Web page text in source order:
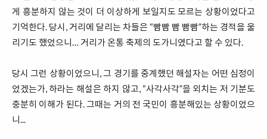
게 흥분하지 않는 것이 더 이상하게 보일지도 모르는 상황이었다고
기억한다. 당시, 거리에 달리는 차들은 “빰빰 빰 빰빰”하는 경적을 울
리기도 했었으니… 거리가 온통 축제의 도가니였다고 할 수 있다.
당시 그런 상황이었으니, 그 경기를 중계했던 해설자는 어떤 심정이
었겠는가, 하라는 해설은 하지 않고, “사각사각”을 외치는 저 기분도
충분히 이해가 된다. 그때는 거의 전 국민이 흥분해있는 상황이었으
니...